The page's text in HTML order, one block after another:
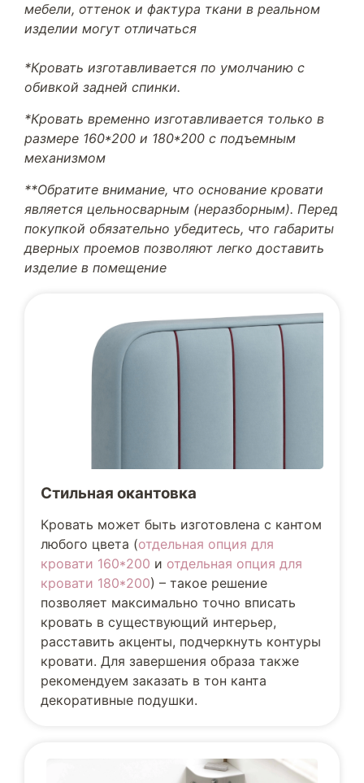
мебели, оттенок и фактура ткани в реальном
изделии могут отличаться
*Кровать изготавливается по умолчанию с
обивкой задней спинки.
*Кровать временно изготавливается только в
размере 160*200 и 180*200 с подъемным
механизмом
**Обратите внимание, что основание кровати
является цельносварным (неразборным). Перед
покупкой обязательно убедитесь, что габариты
дверных проемов позволяют легко доставить
изделие в помещение
Стильная окантовка
Кровать может быть изготовлена с кантом
любого цвета (отдельная опция для
кровати 160*200 и отдельная опция для
кровати 180*200) – такое решение
позволяет максимально точно вписать
кровать в существующий интерьер,
расставить акценты, подчеркнуть контуры
кровати. Для завершения образа также
рекомендуем заказать в тон канта
декоративные подушки.